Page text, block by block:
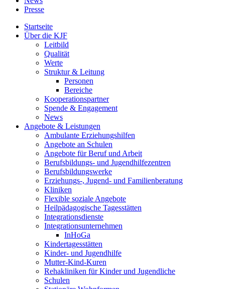
Presse
Startseite
Über die KJF
Leitbild
Qualität
Werte
Struktur & Leitung
Personen
Bereiche
Kooperationspartner
Spende & Engagement
News
Angebote & Leistungen
Ambulante Erziehungshilfen
Angebote an Schulen
Angebote für Beruf und Arbeit
Berufsbildungs- und Jugendhilfezentren
Berufsbildungswerke
Erziehungs-, Jugend- und Familienberatung
Kliniken
Flexible soziale Angebote
Heilpädagogische Tagesstätten
Integrationsdienste
Integrationsunternehmen
InHoGa
Kindertagesstätten
Kinder- und Jugendhilfe
Mutter-Kind-Kuren
Rehakliniken für Kinder und Jugendliche
Schulen